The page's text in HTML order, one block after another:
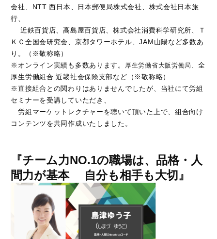
会社、NTT 西日本、日本郵便局株式会社、株式会社日本旅
行、
近鉄百貨店、高島屋百貨店、株式会社消費科学研究所、Ｔ
ＫＣ全国会研究会、京都タワーホテル、JAM山陽など多数あ
り。（※敬称略）
※オンライン実績も多数あります。
厚生労働省大阪労働局、 全
厚生労働組合 近畿社会保険支部など（※敬称略）
※直接組合との関わりはありませんでしたが、当社にて労組
セミナーを受講していただき、
労組マーケットレクチャーを聴いて頂いた上で、組合向け
コンテンツを共同作成いたしました。
『チーム力NO.1の職場は、品格・人
間力が基本 自分も相手も大切』